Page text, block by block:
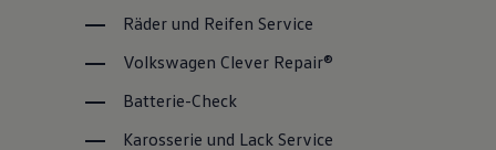
Räder und Reifen Service
Volkswagen Clever Repair®
Batterie-Check
Karosserie und Lack Service